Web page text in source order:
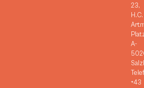
23,
H.C.
A-
+43